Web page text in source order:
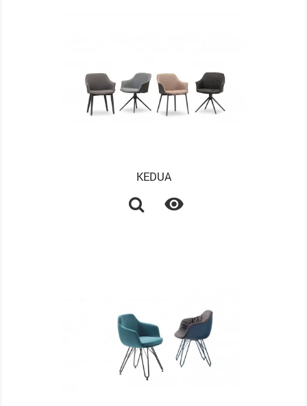
KEDUA
